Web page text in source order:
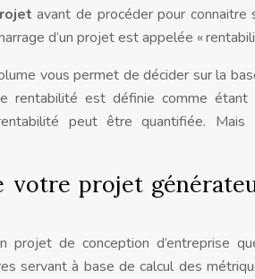
avant de procéder pour
d’un projet est appelée «
vous permet de décider sur la
rentabilité est définie comme
peut être quantifiée. Mais
projet
projet de conception d’entreprise
servant à base de calcul des